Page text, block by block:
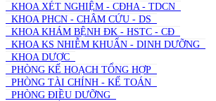
KHOA XÉT NGHIỆM - CĐHA - TDCN
KHOA PHCN - CHÂM CỨU - DS
KHOA KHÁM BỆNH ĐK - HSTC - CĐ
KHOA KS NHIỄM KHUẨN - DINH DƯỠNG
KHOA DƯỢC
PHÒNG KẾ HOẠCH TỔNG HỢP
PHÒNG TÀI CHÍNH - KẾ TOÁN
PHÒNG ĐIỀU DƯỠNG